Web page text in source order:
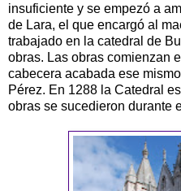
insuficiente y se empezó a
de Lara, el que encargó al
trabajado en la catedral de
obras. Las obras comienzan
cabecera acabada ese
Pérez. En 1288 la Catedral
obras se sucedieron durante